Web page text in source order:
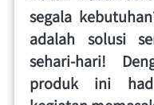
segala
adalah solusi
sehari-hari!
produk ini